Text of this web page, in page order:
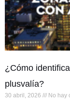
¿Cómo
plusvalía?
30 abril, 2026 No hay